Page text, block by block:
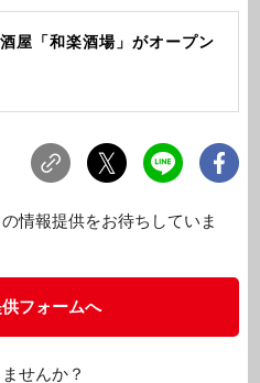
屋「和楽酒場」がオープン
情報提供をお待ちしていま
フォームへ
せんか？